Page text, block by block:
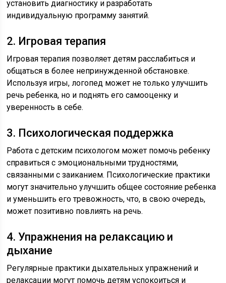
установить диагностику и разработать
индивидуальную программу занятий.
2. Игровая терапия
Игровая терапия позволяет детям расслабиться и
общаться в более непринужденной обстановке.
Используя игры, логопед может не только улучшить
речь ребенка, но и поднять его самооценку и
уверенность в себе.
3. Психологическая поддержка
Работа с детским психологом может помочь ребенку
справиться с эмоциональными трудностями,
связанными с заиканием. Психологические практики
могут значительно улучшить общее состояние ребенка
и уменьшить его тревожность, что, в свою очередь,
может позитивно повлиять на речь.
4. Упражнения на релаксацию и
дыхание
Регулярные практики дыхательных упражнений и
релаксации могут помочь детям успокоиться и